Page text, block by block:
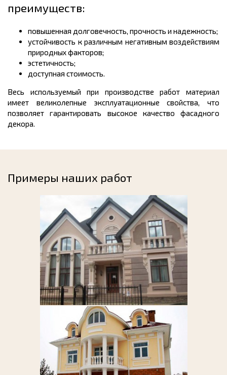
преимуществ:
повышенная долговечность, прочность и надежность;
устойчивость к различным негативным воздействиям
природных факторов;
эстетичность;
доступная стоимость.
Весь используемый при производстве работ материал
имеет великолепные эксплуатационные свойства, что
позволяет гарантировать высокое качество фасадного
декора.
Примеры наших работ